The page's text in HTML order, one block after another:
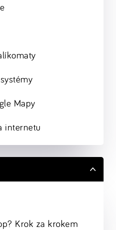
Mapy
internetu
Krok za krokem